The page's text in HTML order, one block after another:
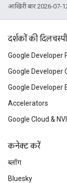
आखिरी बार 2026-07-
दर्शकों की
Google Developer
Google Developer
Google Developer
Accelerators
Google Cloud &
कनेक्ट करें
ब्लॉग
Bluesky